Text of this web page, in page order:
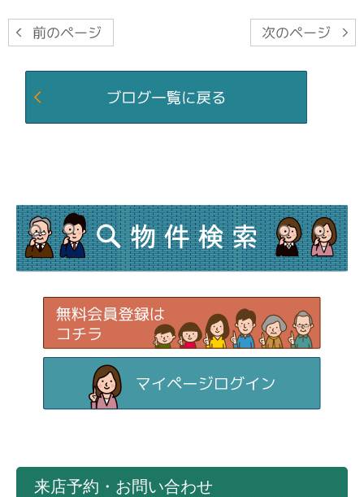
来店予約・お問い合わせ